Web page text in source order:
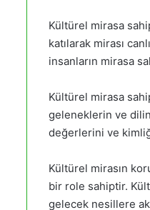
Kültürel mirasa
katılarak mirası
insanların mirasa
Kültürel mirasa
geleneklerin ve
değerlerini ve
Kültürel mirasın
bir role sahiptir.
gelecek nesillere